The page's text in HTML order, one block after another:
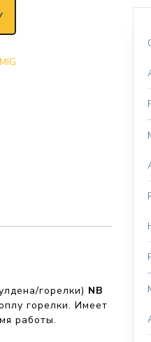
горелки) NB
горелки. Имеет
работы.